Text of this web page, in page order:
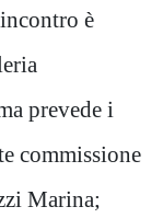
è
prevede i
commissione
Marina;